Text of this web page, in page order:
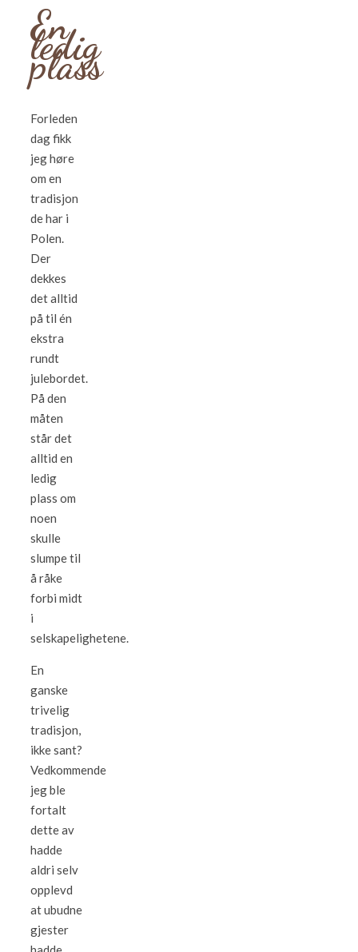
En
ledig
plass
Forleden
dag fikk
jeg høre
om en
tradisjon
de har i
Polen.
Der
dekkes
det alltid
på til én
ekstra
rundt
julebordet.
På den
måten
står det
alltid en
ledig
plass om
noen
skulle
slumpe til
å råke
forbi midt
i
selskapelighetene.
En
ganske
trivelig
tradisjon,
ikke sant?
Vedkommende
jeg ble
fortalt
dette av
hadde
aldri selv
opplevd
at ubudne
gjester